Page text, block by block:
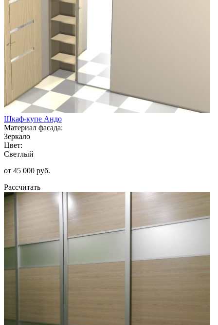
Шкаф-купе Андо
Материал фасада:
Зеркало
Цвет:
Светлый
от 45 000 руб.
Рассчитать